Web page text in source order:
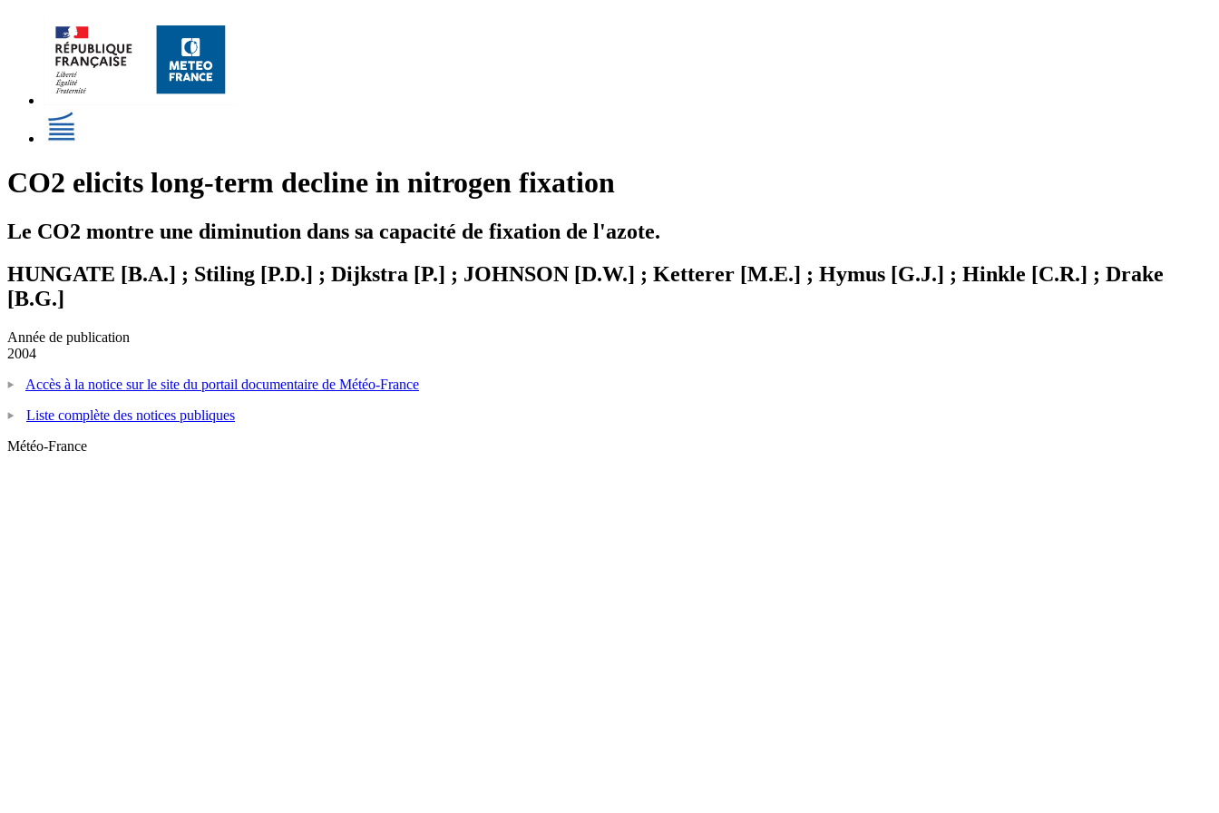
CO2 elicits long-term decline in nitrogen fixation
Le CO2 montre une diminution dans sa capacité de fixation de l'azote.
HUNGATE [B.A.] ; Stiling [P.D.] ; Dijkstra [P.] ; JOHNSON [D.W.] ; Ketterer [M.E.] ; Hymus [G.J.] ; Hinkle [C.R.] ; Drake
[B.G.]
Année de publication
2004
Accès à la notice sur le site du portail documentaire de Météo-France
Liste complète des notices publiques
Météo-France